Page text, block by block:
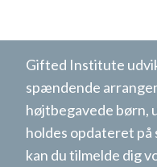
Gifted Institute
spændende
højtbegavede børn,
holdes opdateret
kan du tilmelde dig